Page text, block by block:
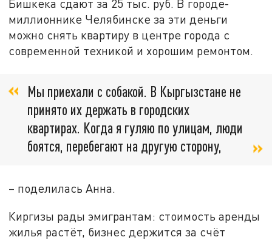
Бишкека сдают за 25 тыс. руб. В городе-
миллионнике Челябинске за эти деньги
можно снять квартиру в центре города с
современной техникой и хорошим ремонтом.
Мы приехали с собакой. В Кыргызстане не
принято их держать в городских
квартирах. Когда я гуляю по улицам, люди
боятся, перебегают на другую сторону,
– поделилась Анна.
Киргизы рады эмигрантам: стоимость аренды
жилья растёт, бизнес держится за счёт